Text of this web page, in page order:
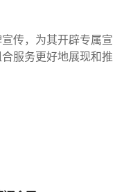
传，为其开辟专属宣
服务更好地展现和推